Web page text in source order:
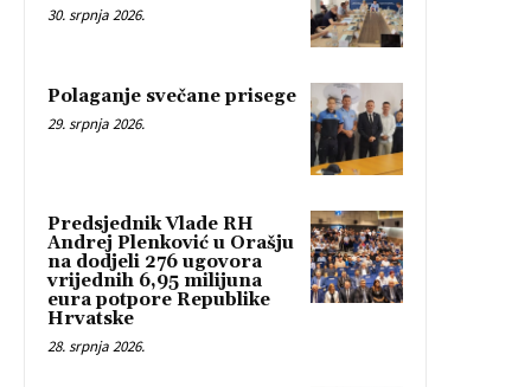
30. srpnja 2026.
Polaganje svečane prisege
29. srpnja 2026.
Predsjednik Vlade RH
Andrej Plenković u Orašju
na dodjeli 276 ugovora
vrijednih 6,95 milijuna
eura potpore Republike
Hrvatske
28. srpnja 2026.